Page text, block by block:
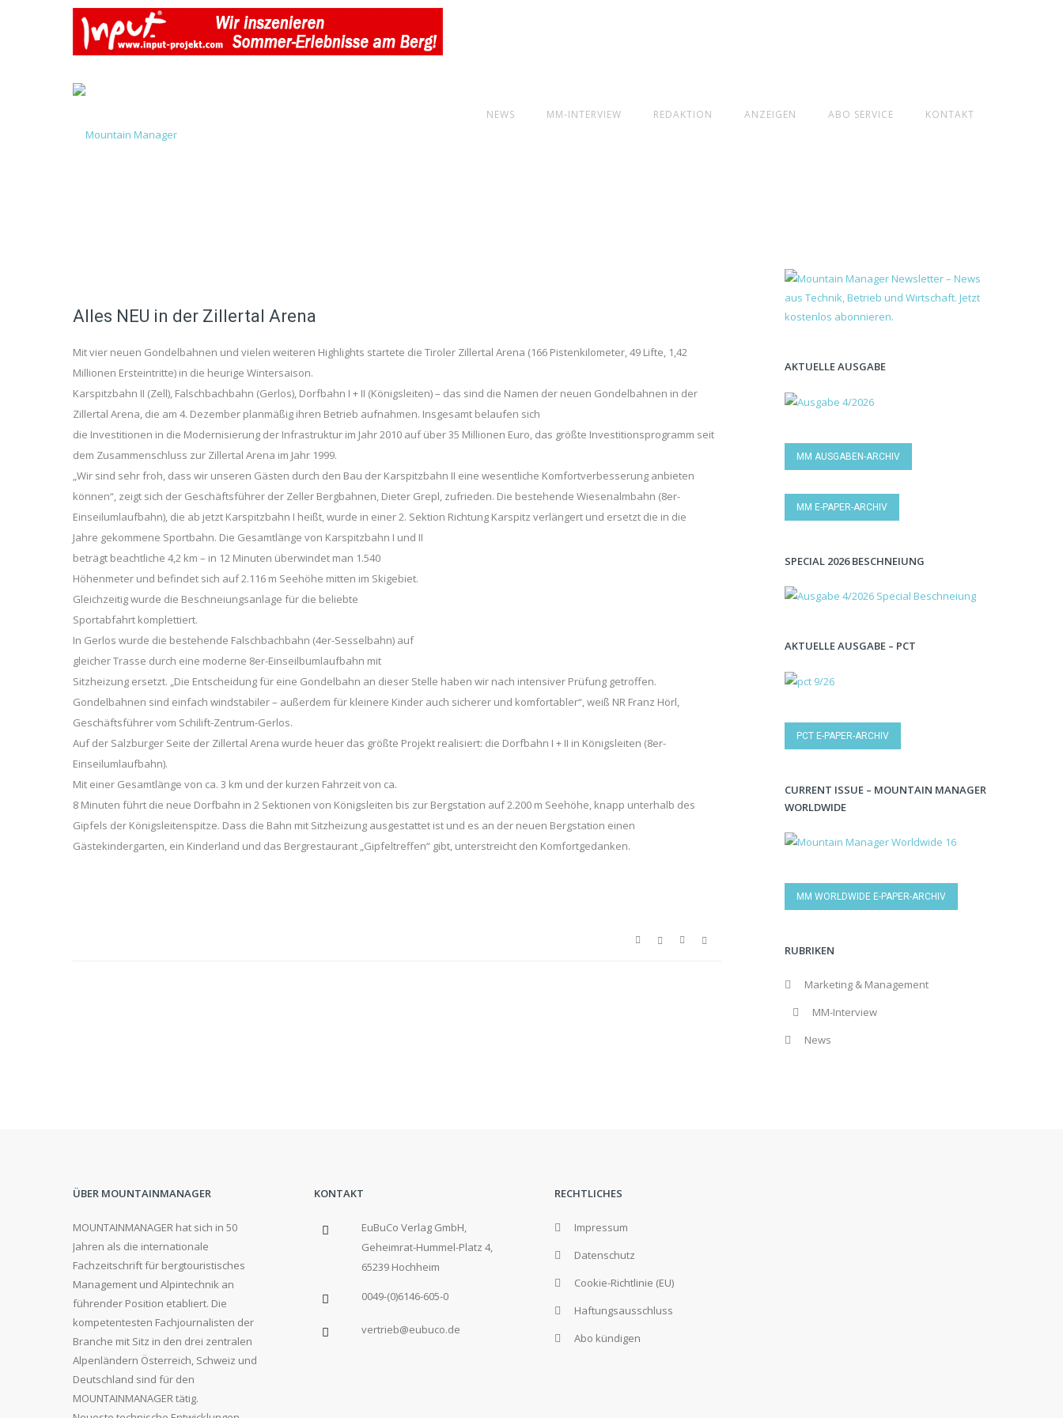
NEWS MM-INTERVIEW REDAKTION ANZEIGEN ABO SERVICE KONTAKT
Alles NEU in der Zillertal Arena
Mit vier neuen Gondelbahnen und vielen weiteren Highlights startete die Tiroler Zillertal Arena (166 Pistenkilometer, 49 Lifte, 1,42
Millionen Ersteintritte) in die heurige Wintersaison.
Karspitzbahn II (Zell), Falschbachbahn (Gerlos), Dorfbahn I + II (Königsleiten) – das sind die Namen der neuen Gondelbahnen in der
Zillertal Arena, die am 4. Dezember planmäßig ihren Betrieb aufnahmen. Insgesamt belaufen sich
die Investitionen in die Modernisierung der Infrastruktur im Jahr 2010 auf über 35 Millionen Euro, das größte Investitionsprogramm seit
dem Zusammenschluss zur Zillertal Arena im Jahr 1999.
„Wir sind sehr froh, dass wir unseren Gästen durch den Bau der Karspitzbahn II eine wesentliche Komfortverbesserung anbieten
können“, zeigt sich der Geschäftsführer der Zeller Bergbahnen, Dieter Grepl, zufrieden. Die bestehende Wiesenalmbahn (8er-
Einseilumlaufbahn), die ab jetzt Karspitzbahn I heißt, wurde in einer 2. Sektion Richtung Karspitz verlängert und ersetzt die in die
Jahre gekommene Sportbahn. Die Gesamtlänge von Karspitzbahn I und II
beträgt beachtliche 4,2 km – in 12 Minuten überwindet man 1.540
Höhenmeter und befindet sich auf 2.116 m Seehöhe mitten im Skigebiet.
Gleichzeitig wurde die Beschneiungsanlage für die beliebte
Sportabfahrt komplettiert.
In Gerlos wurde die bestehende Falschbachbahn (4er-Sesselbahn) auf
gleicher Trasse durch eine moderne 8er-Einseilbumlaufbahn mit
Sitzheizung ersetzt. „Die Entscheidung für eine Gondelbahn an dieser Stelle haben wir nach intensiver Prüfung getroffen.
Gondelbahnen sind einfach windstabiler – außerdem für kleinere Kinder auch sicherer und komfortabler“, weiß NR Franz Hörl,
Geschäftsführer vom Schilift-Zentrum-Gerlos.
Auf der Salzburger Seite der Zillertal Arena wurde heuer das größte Projekt realisiert: die Dorfbahn I + II in Königsleiten (8er-
Einseilumlaufbahn).
Mit einer Gesamtlänge von ca. 3 km und der kurzen Fahrzeit von ca.
8 Minuten führt die neue Dorfbahn in 2 Sektionen von Königsleiten bis zur Bergstation auf 2.200 m Seehöhe, knapp unterhalb des
Gipfels der Königsleitenspitze. Dass die Bahn mit Sitzheizung ausgestattet ist und es an der neuen Bergstation einen
Gästekindergarten, ein Kinderland und das Bergrestaurant „Gipfeltreffen“ gibt, unterstreicht den Komfortgedanken.
AKTUELLE AUSGABE
MM AUSGABEN-ARCHIV
MM E-PAPER-ARCHIV
SPECIAL 2026 BESCHNEIUNG
AKTUELLE AUSGABE – PCT
PCT E-PAPER-ARCHIV
CURRENT ISSUE – MOUNTAIN MANAGER
WORLDWIDE
MM WORLDWIDE E-PAPER-ARCHIV
RUBRIKEN
Marketing & Management
MM-Interview
News
ÜBER MOUNTAINMANAGER
MOUNTAINMANAGER hat sich in 50
Jahren als die internationale
Fachzeitschrift für bergtouristisches
Management und Alpintechnik an
führender Position etabliert. Die
kompetentesten Fachjournalisten der
Branche mit Sitz in den drei zentralen
Alpenländern Österreich, Schweiz und
Deutschland sind für den
MOUNTAINMANAGER tätig.
KONTAKT
EuBuCo Verlag GmbH,
Geheimrat-Hummel-Platz 4,
65239 Hochheim
0049-(0)6146-605-0
vertrieb@eubuco.de
RECHTLICHES
Impressum
Datenschutz
Cookie-Richtlinie (EU)
Haftungsausschluss
Abo kündigen